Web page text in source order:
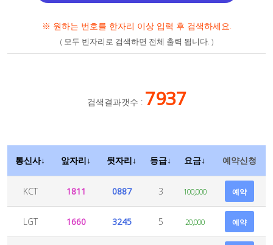
※ 원하는 번호를 한자리 이상 입력 후 검색하세요.
( 모두 빈자리로 검색하면 전체 출력 됩니다. )
검색결과갯수 : 7937
통신사↓ 앞자리↓ 뒷자리↓ 등급↓ 요금↓ 예약신청
KCT 1811 0887 3 100,000 예약
LGT 1660 3245 5 20,000 예약